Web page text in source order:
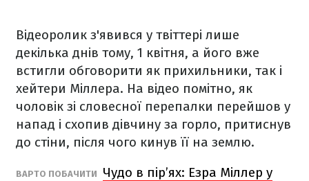
Відеоролик з'явився у твіттері лише
декілька днів тому, 1 квітня, а його вже
встигли обговорити як прихильники, так і
хейтери Міллера. На відео помітно, як
чоловік зі словесної перепалки перейшов у
напад і схопив дівчину за горло, притиснув
до стіни, після чого кинув її на землю.
ВАРТО ПОБАЧИТИ
Чудо в пір’ях: Езра Міллер у